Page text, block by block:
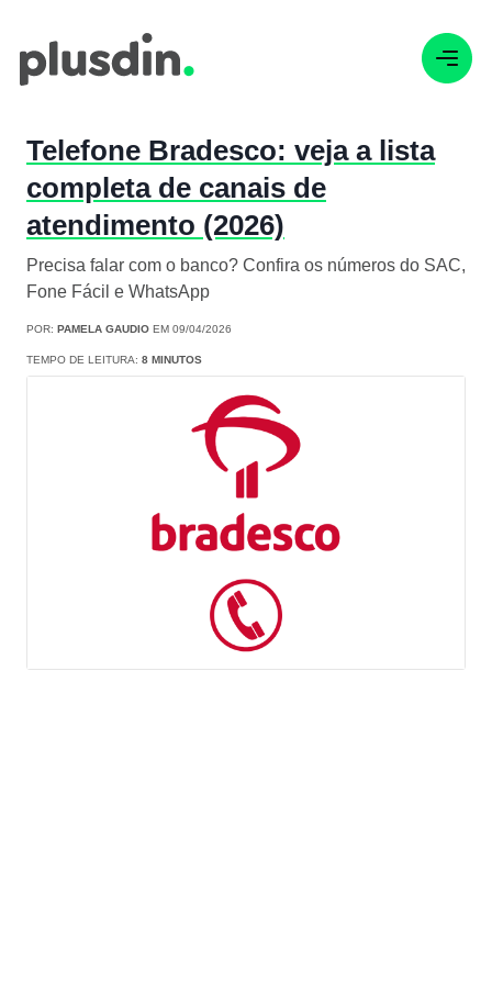
Telefone Bradesco: veja a lista
completa de canais de
atendimento (2026)
Precisa falar com o banco? Confira os números do SAC,
Fone Fácil e WhatsApp
POR: PAMELA GAUDIO EM 09/04/2026
TEMPO DE LEITURA: 8 MINUTOS